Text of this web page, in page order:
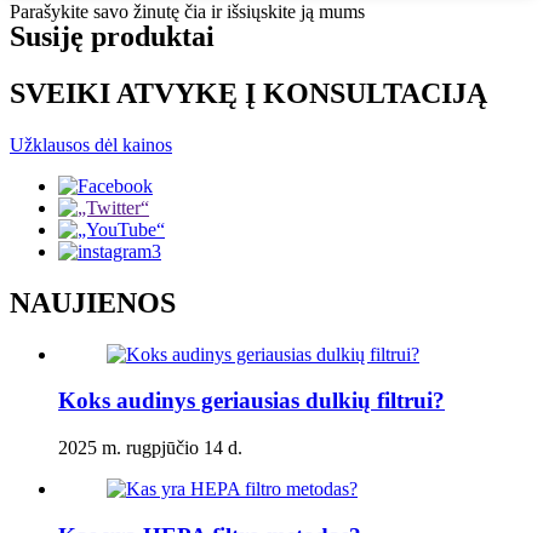
Parašykite savo žinutę čia ir išsiųskite ją mums
Susiję produktai
SVEIKI ATVYKĘ Į KONSULTACIJĄ
Užklausos dėl kainos
NAUJIENOS
Koks audinys geriausias dulkių filtrui?
2025 m. rugpjūčio 14 d.